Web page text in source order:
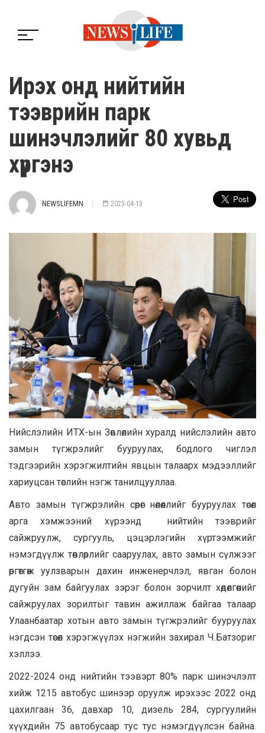
Ирэх онд нийтийн
тээврийн парк
шинэчлэлийг 80 хувьд
хүргэнэ
NEWSLIFEMN 2023-04-13
Нийслэлийн ИТХ-ын Зөвлөлийн хуралд нийслэлийн авто
замын түгжрэлийг бууруулах, бодлого чиглэл
тэдгээрийн хэрэгжилтийн явцын талаарх мэдээллийг
хариуцсан төслийн нэгж танилцууллаа.
Авто замын түгжрэлийн сөрөг нөлөөллийг бууруулах төсөл
арга хэмжээний хүрээнд нийтийн тээврийг
сайжруулж, сургууль, цэцэрлэгийн хүртээмжийг
нэмэгдүүлж төвлөрлийг сааруулах, авто замын сүлжээг
өргөтгөж уулзварын дахин инженерчлэл, явган болон
дугуйн зам байгуулах зэрэг болон зорчилт хөдөлгөөнийг
сайжруулах зорилтыг тавин ажиллаж байгаа талаар
Улаанбаатар хотын авто замын түгжрэлийг бууруулах
нэгдсэн төсөл хэрэгжүүлэх нэгжийн захирал Ч.Батзориг
хэллээ.
2022-2024 онд нийтийн тээвэрт 80% парк шинэчлэлт
хийж 1215 автобус шинээр оруулж ирэхээс 2022 онд
цахилгаан 36, давхар 10, дизель 284, сургуулийн
хүүхдийн 75 автобусаар тус тус нэмэгдүүлсэн байна.